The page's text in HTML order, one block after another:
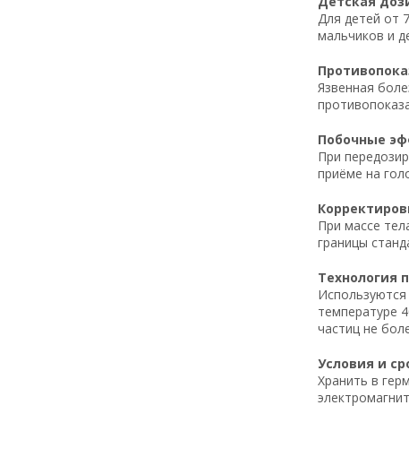
Для детей от
мальчиков и
Язвенная
Побочные
При
приёме на
При массе
границы
Технология
температуре
частиц не
Условия и
Хранить в